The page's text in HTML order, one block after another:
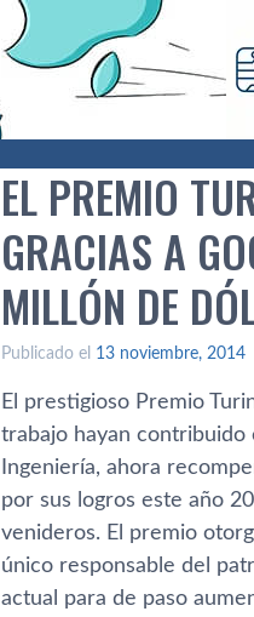
EL PREMIO
GRACIAS A
MILLÓN DE
Publicado el 13 noviembre, 2014
El prestigioso Premio
trabajo hayan contribuido
Ingenierí­a, ahora
por sus logros este año
venideros. El premio
único responsable del
actual para de paso